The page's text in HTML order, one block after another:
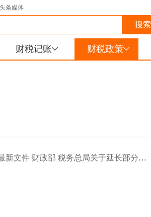
头条媒体
财税记账 财税政策
国家税务总局甘肃省税务局 最新文件 财政部 税务总局关于延长部分税收优惠政策执行期限的公告